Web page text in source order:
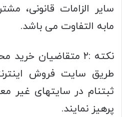
سایر الزامات قانونی،
مابه التفاوت می باشد.
نکته :۲ متقاضیان
طریق سایت فروش
ثبتنام در سایتهای غیر
پرهیز نمایند.